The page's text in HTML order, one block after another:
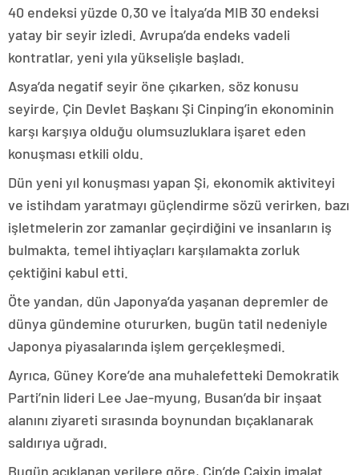
40 endeksi yüzde 0,30 ve İtalya’da MIB 30 endeksi
yatay bir seyir izledi. Avrupa’da endeks vadeli
kontratlar, yeni yıla yükselişle başladı.
Asya’da negatif seyir öne çıkarken, söz konusu
seyirde, Çin Devlet Başkanı Şi Cinping’in ekonominin
karşı karşıya olduğu olumsuzluklara işaret eden
konuşması etkili oldu.
Dün yeni yıl konuşması yapan Şi, ekonomik aktiviteyi
ve istihdam yaratmayı güçlendirme sözü verirken, bazı
işletmelerin zor zamanlar geçirdiğini ve insanların iş
bulmakta, temel ihtiyaçları karşılamakta zorluk
çektiğini kabul etti.
Öte yandan, dün Japonya’da yaşanan depremler de
dünya gündemine otururken, bugün tatil nedeniyle
Japonya piyasalarında işlem gerçekleşmedi.
Ayrıca, Güney Kore’de ana muhalefetteki Demokratik
Parti’nin lideri Lee Jae-myung, Busan’da bir inşaat
alanını ziyareti sırasında boynundan bıçaklanarak
saldırıya uğradı.
Bugün açıklanan verilere göre, Çin’de Caixin imalat